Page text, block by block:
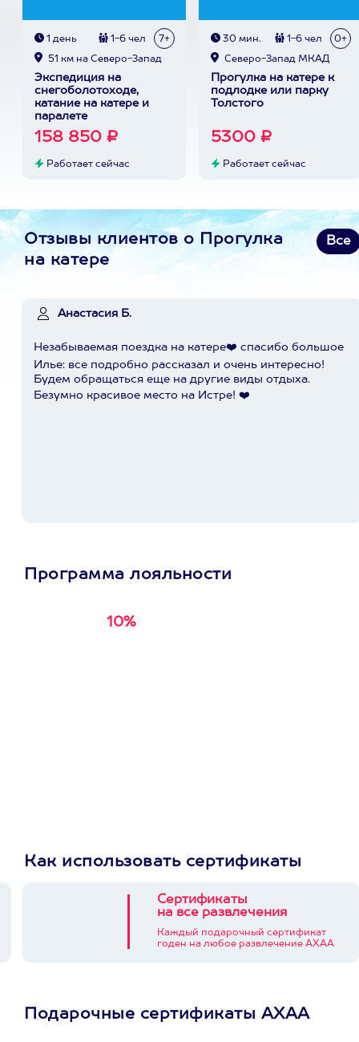
1 день 1-6 чел 7+
51 км на Северо-Запад
Экспедиция на
снегоболотоходе,
катание на катере и
паралете
158 850 ₽
Работает сейчас
30 мин. 1-6 чел 0+
Северо-Запад МКАД
Прогулка на катере к
подлодке или парку
Толстого
5300 ₽
Работает сейчас
Отзывы клиентов о Прогулка
на катере
Все
Анастасия Б.
Незабываемая поездка на катере❤️ спасибо большое
Илье: все подробно рассказал и очень интересно!
Будем обращаться еще на другие виды отдыха.
Безумно красивое место на Истре! ❤️
Программа лояльности
10%
Как использовать сертификаты
Сертификаты
на все развлечения
Каждый подарочный сертификат
годен на любое развлечение АХАА
Подарочные сертификаты АХАА